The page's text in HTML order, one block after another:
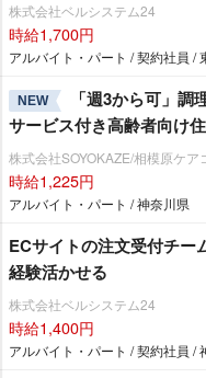
株式会社ベルシステム24
時給1,700円
アルバイト・パート / 契約社員 /
NEW
「週3から可」
サービス付き高齢者向け
株式会社SOYOKAZE/相模原ケア
時給1,225円
アルバイト・パート / 神奈川県
ECサイトの注文受付チー
経験活かせる
株式会社ベルシステム24
時給1,400円
アルバイト・パート / 契約社員 /